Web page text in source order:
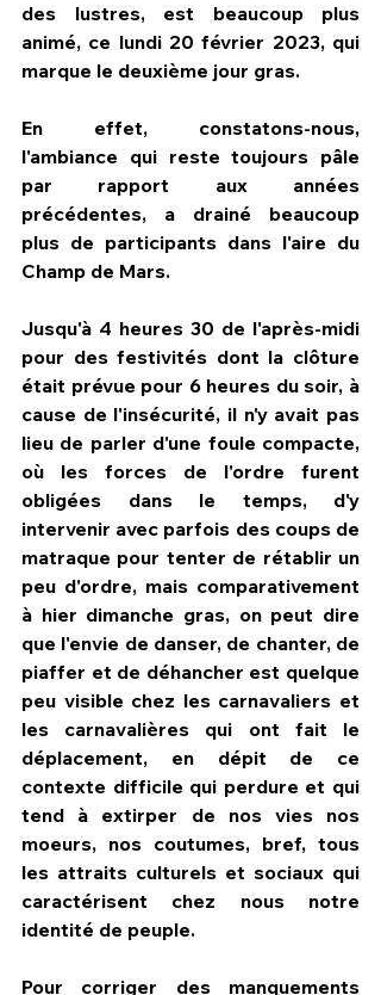
des lustres, est beaucoup plus
animé, ce lundi 20 février 2023, qui
marque le deuxième jour gras.
En effet, constatons-nous,
l'ambiance qui reste toujours pâle
par rapport aux années
précédentes, a drainé beaucoup
plus de participants dans l'aire du
Champ de Mars.
Jusqu'à 4 heures 30 de l'après-midi
pour des festivités dont la clôture
était prévue pour 6 heures du soir, à
cause de l'insécurité, il n'y avait pas
lieu de parler d'une foule compacte,
où les forces de l'ordre furent
obligées dans le temps, d'y
intervenir avec parfois des coups de
matraque pour tenter de rétablir un
peu d'ordre, mais comparativement
à hier dimanche gras, on peut dire
que l'envie de danser, de chanter, de
piaffer et de déhancher est quelque
peu visible chez les carnavaliers et
les carnavalières qui ont fait le
déplacement, en dépit de ce
contexte difficile qui perdure et qui
tend à extirper de nos vies nos
moeurs, nos coutumes, bref, tous
les attraits culturels et sociaux qui
caractérisent chez nous notre
identité de peuple.
Pour corriger des manquements